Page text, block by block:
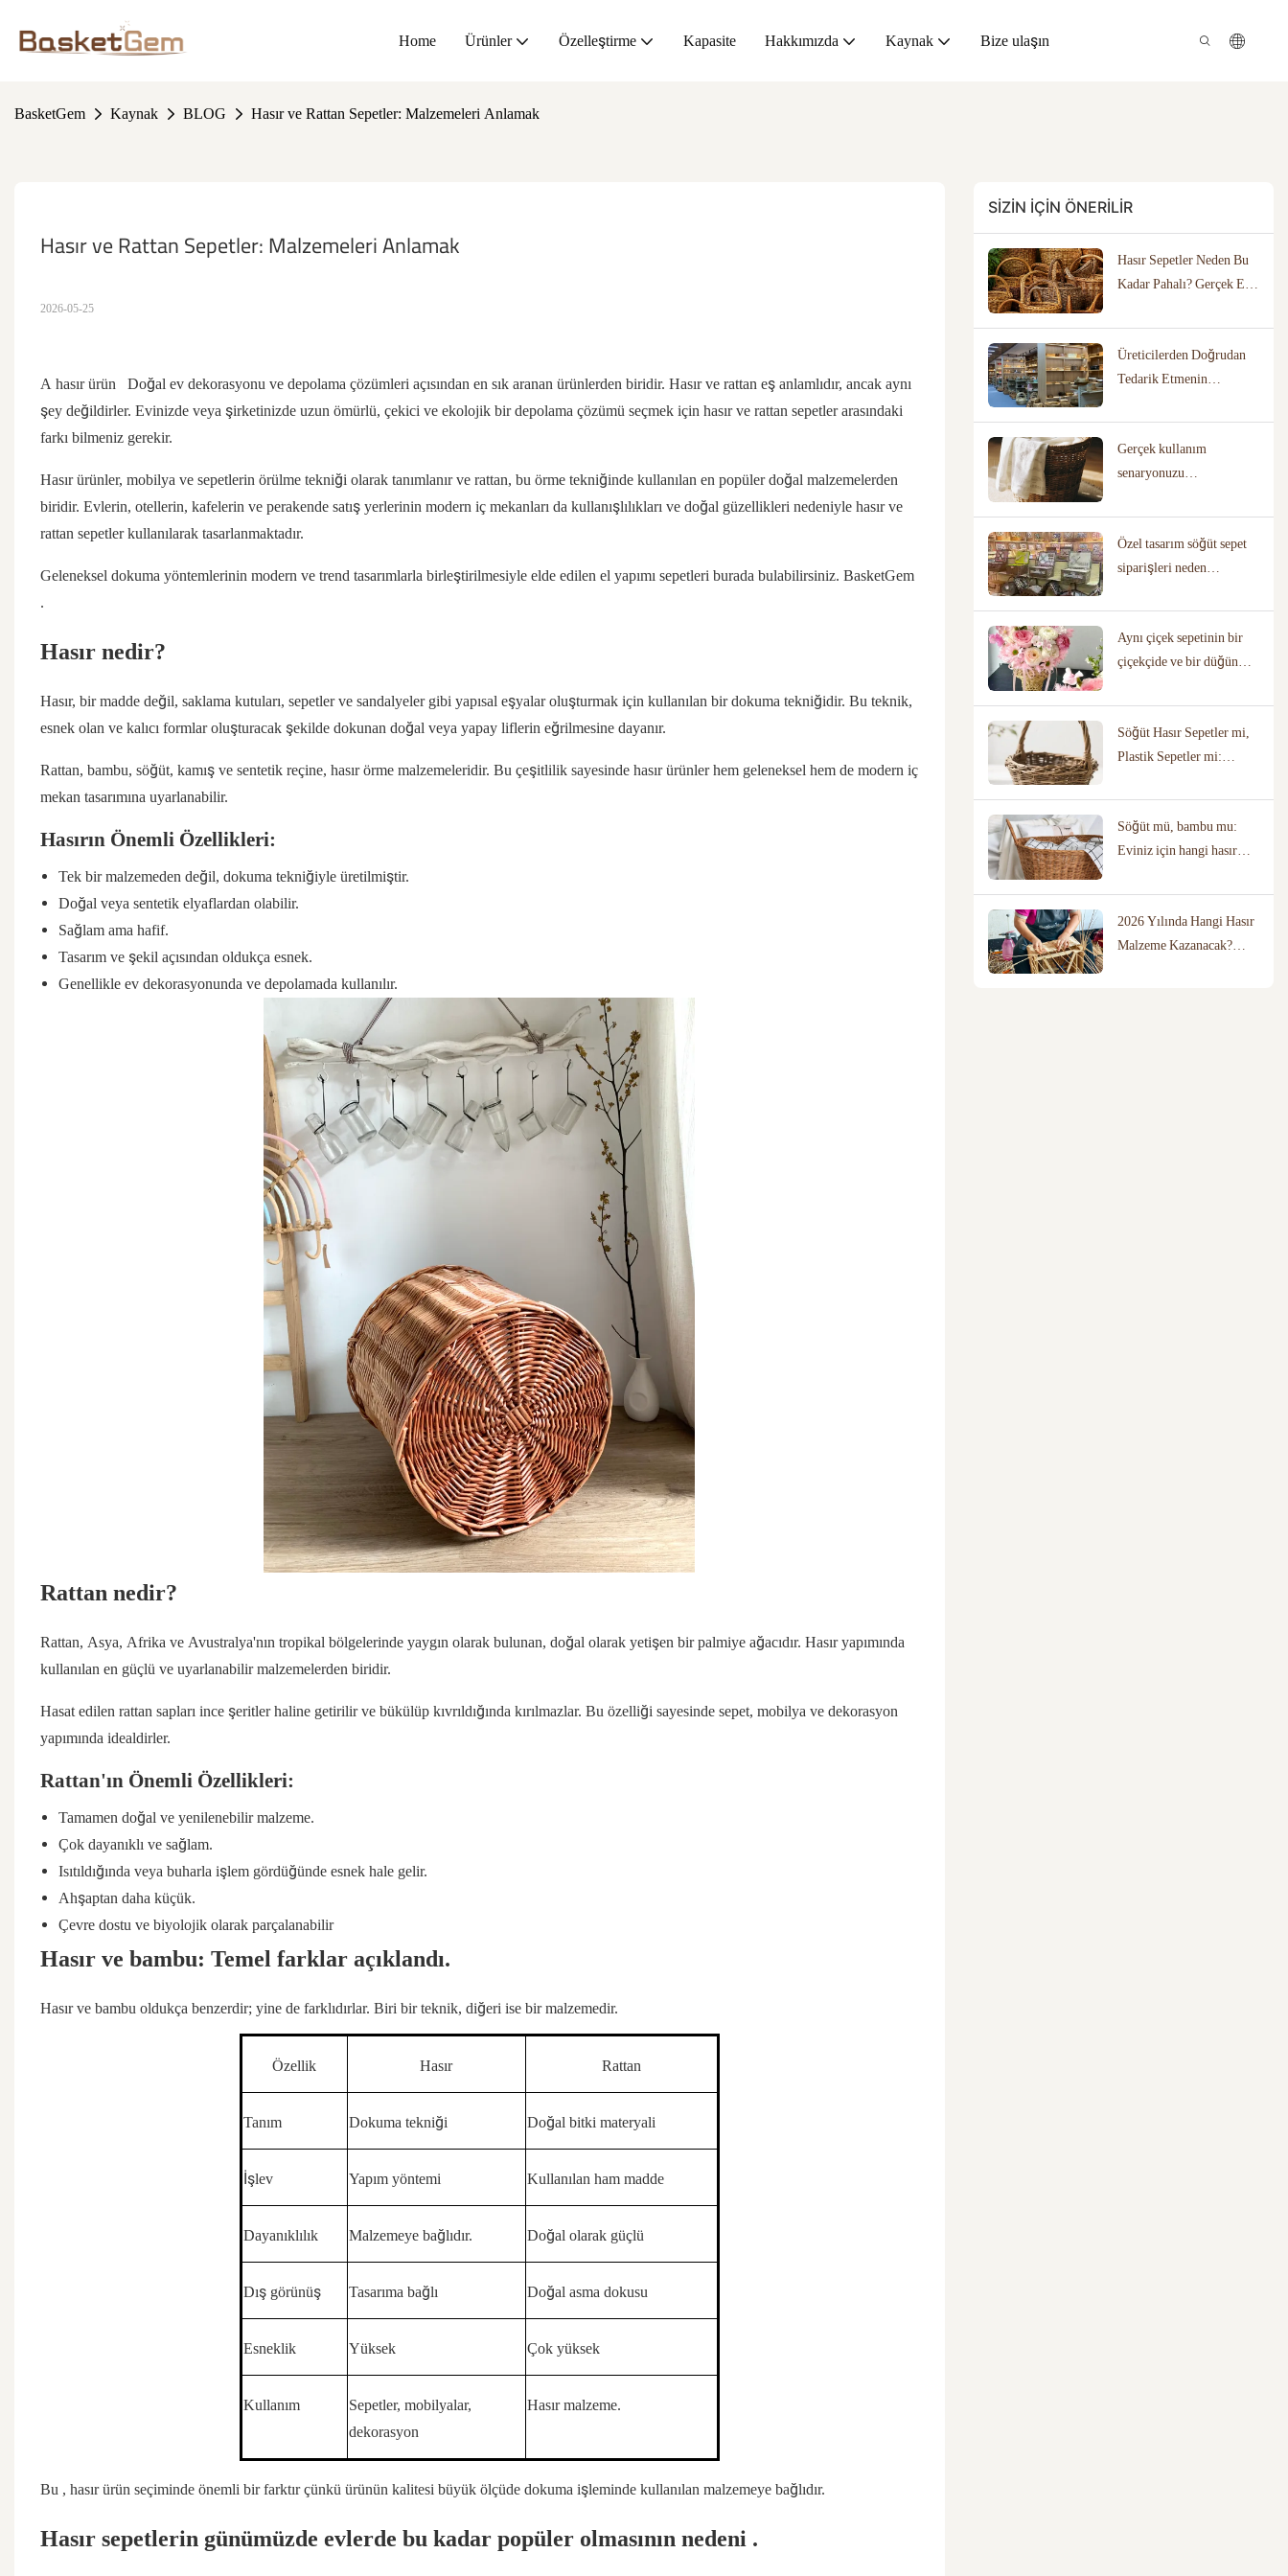
Home Ürünler Özelleştirme Kapasite Hakkımızda Kaynak Bize ulaşın
BasketGem Kaynak BLOG Hasır ve Rattan Sepetler: Malzemeleri Anlamak
Hasır ve Rattan Sepetler: Malzemeleri Anlamak
2026-05-25
A hasır ürün
Doğal ev dekorasyonu ve depolama çözümleri açısından en sık aranan ürünlerden biridir. Hasır ve rattan eş anlamlıdır, ancak aynı
şey değildirler. Evinizde veya şirketinizde uzun ömürlü, çekici ve ekolojik bir depolama çözümü seçmek için hasır ve rattan sepetler arasındaki
farkı bilmeniz gerekir.
Hasır ürünler, mobilya ve sepetlerin örülme tekniği olarak tanımlanır ve rattan, bu örme tekniğinde kullanılan en popüler doğal malzemelerden
biridir. Evlerin, otellerin, kafelerin ve perakende satış yerlerinin modern iç mekanları da kullanışlılıkları ve doğal güzellikleri nedeniyle hasır ve
rattan sepetler kullanılarak tasarlanmaktadır.
Geleneksel dokuma yöntemlerinin modern ve trend tasarımlarla birleştirilmesiyle elde edilen el yapımı sepetleri burada bulabilirsiniz. BasketGem
.
Hasır nedir?
Hasır, bir madde değil, saklama kutuları, sepetler ve sandalyeler gibi yapısal eşyalar oluşturmak için kullanılan bir dokuma tekniğidir. Bu teknik,
esnek olan ve kalıcı formlar oluşturacak şekilde dokunan doğal veya yapay liflerin eğrilmesine dayanır.
Rattan, bambu, söğüt, kamış ve sentetik reçine, hasır örme malzemeleridir. Bu çeşitlilik sayesinde hasır ürünler hem geleneksel hem de modern iç
mekan tasarımına uyarlanabilir.
Hasırın Önemli Özellikleri:
Tek bir malzemeden değil, dokuma tekniğiyle üretilmiştir.
Doğal veya sentetik elyaflardan olabilir.
Sağlam ama hafif.
Tasarım ve şekil açısından oldukça esnek.
Genellikle ev dekorasyonunda ve depolamada kullanılır.
Rattan nedir?
Rattan, Asya, Afrika ve Avustralya'nın tropikal bölgelerinde yaygın olarak bulunan, doğal olarak yetişen bir palmiye ağacıdır. Hasır yapımında
kullanılan en güçlü ve uyarlanabilir malzemelerden biridir.
Hasat edilen rattan sapları ince şeritler haline getirilir ve bükülüp kıvrıldığında kırılmazlar. Bu özelliği sayesinde sepet, mobilya ve dekorasyon
yapımında idealdirler.
Rattan'ın Önemli Özellikleri:
Tamamen doğal ve yenilenebilir malzeme.
Çok dayanıklı ve sağlam.
Isıtıldığında veya buharla işlem gördüğünde esnek hale gelir.
Ahşaptan daha küçük.
Çevre dostu ve biyolojik olarak parçalanabilir
Hasır ve bambu: Temel farklar açıklandı.
Hasır ve bambu oldukça benzerdir; yine de farklıdırlar. Biri bir teknik, diğeri ise bir malzemedir.
Özellik Hasır Rattan
Tanım Dokuma tekniği Doğal bitki materyali
İşlev Yapım yöntemi Kullanılan ham madde
Dayanıklılık Malzemeye bağlıdır. Doğal olarak güçlü
Dış görünüş Tasarıma bağlı Doğal asma dokusu
Esneklik Yüksek Çok yüksek
Kullanım
Sepetler, mobilyalar,
dekorasyon
Hasır malzeme.
Bu , hasır ürün seçiminde önemli bir farktır çünkü ürünün kalitesi büyük ölçüde dokuma işleminde kullanılan malzemeye bağlıdır.
Hasır sepetlerin günümüzde evlerde bu kadar popüler olmasının nedeni.
SIZIN IÇIN ÖNERILIR
Hasır Sepetler Neden Bu
Kadar Pahalı? Gerçek El
Çıkarma
Üreticilerden Doğrudan
Tedarik Etmenin
Olup Olmadığını Nasıl
Anlarsınız?
Gerçek kullanım
senaryonuzu
hasır sepeti nasıl
seçersiniz?
Özel tasarım söğüt sepet
siparişleri neden
kütüphanelerine sahip
üreticiler gerektirir?
Aynı çiçek sepetinin bir
çiçekçide ve bir düğün
farklı görünmesinin
nedenleri
Söğüt Hasır Sepetler mi,
Plastik Sepetler mi:
Söğüt mü, bambu mu:
Eviniz için hangi hasır
2026 Yılında Hangi Hasır
Malzeme Kazanacak?